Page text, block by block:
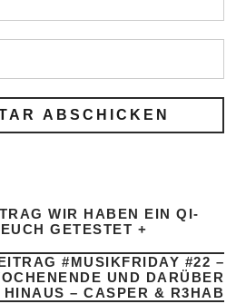
WIR HABEN EIN QI-
GETESTET +
#MUSIKFRIDAY #22 –
UND DARÜBER
HINAUS – CASPER & R3HAB